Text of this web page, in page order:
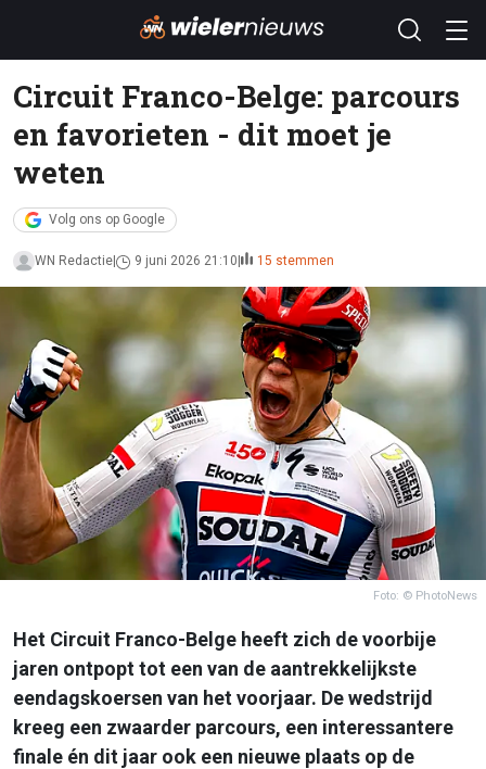
Circuit Franco-Belge: parcours
en favorieten - dit moet je
weten
Volg ons op Google
WN Redactie 9 juni 2026 21:10 15 stemmen
Foto: © PhotoNews
Het Circuit Franco-Belge heeft zich de voorbije
jaren ontpopt tot een van de aantrekkelijkste
eendagskoersen van het voorjaar. De wedstrijd
kreeg een zwaarder parcours, een interessantere
finale én dit jaar ook een nieuwe plaats op de